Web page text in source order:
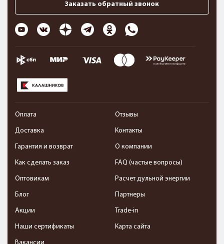
Заказать обратный звонок
Оплата
Доставка
Гарантия и возврат
Как сделать заказ
Оптовикам
Блог
Акции
Наши сертификаты
Отзывы
Контакты
О компании
FAQ (частые вопросы)
Расчет дульной энергии
Партнеры
Trade-in
Карта сайта